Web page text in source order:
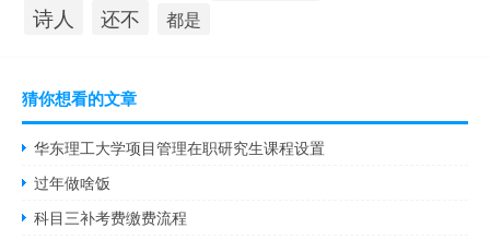
诗人 还不 都是
猜你想看的文章
华东理工大学项目管理在职研究生课程设置
过年做啥饭
科目三补考费缴费流程